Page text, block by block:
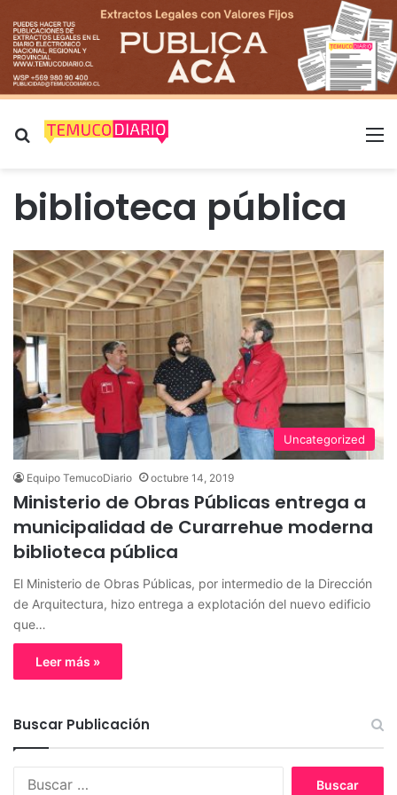
Buscar por
biblioteca pública
Uncategorized
Equipo TemucoDiario octubre 14, 2019
Ministerio de Obras Públicas entrega a
municipalidad de Curarrehue moderna
biblioteca pública
El Ministerio de Obras Públicas, por intermedio de la Dirección
de Arquitectura, hizo entrega a explotación del nuevo edificio
que…
Leer más »
Buscar Publicación